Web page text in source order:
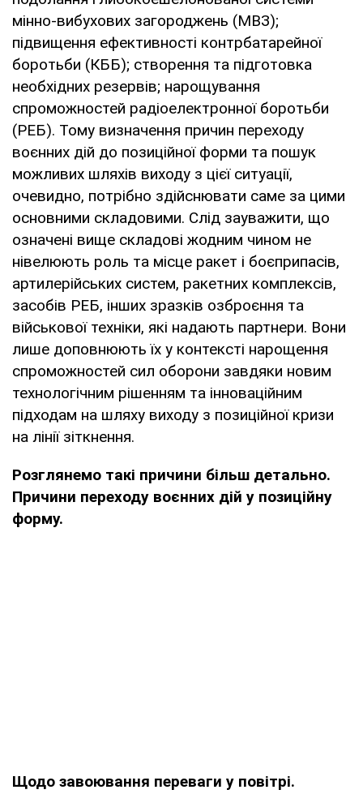
мінно-вибухових загороджень (МВЗ);
підвищення ефективності контрбатарейної
боротьби (КББ); створення та підготовка
необхідних резервів; нарощування
спроможностей радіоелектронної боротьби
(РЕБ). Тому визначення причин переходу
воєнних дій до позиційної форми та пошук
можливих шляхів виходу з цієї ситуації,
очевидно, потрібно здійснювати саме за цими
основними складовими. Слід зауважити, що
означені вище складові жодним чином не
нівелюють роль та місце ракет і боєприпасів,
артилерійських систем, ракетних комплексів,
засобів РЕБ, інших зразків озброєння та
військової техніки, які надають партнери. Вони
лише доповнюють їх у контексті нарощення
спроможностей сил оборони завдяки новим
технологічним рішенням та інноваційним
підходам на шляху виходу з позиційної кризи
на лінії зіткнення.
Розглянемо такі причини більш детально.
Причини переходу воєнних дій у позиційну
форму.
Щодо завоювання переваги у повітрі.